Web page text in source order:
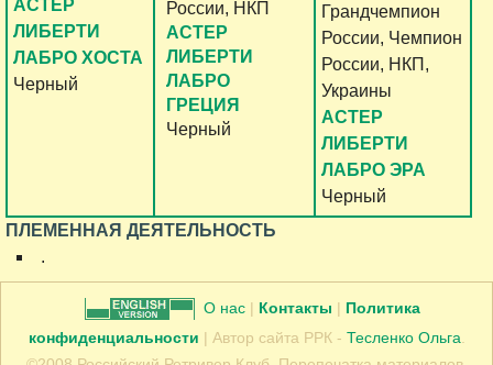
АСТЕР
ЛИБЕРТИ
ЛАБРО ХОСТА
Черный
России, НКП
АСТЕР
ЛИБЕРТИ
ЛАБРО
ГРЕЦИЯ
Черный
Грандчемпион
России, Чемпион
России, НКП,
Украины
АСТЕР
ЛИБЕРТИ
ЛАБРО ЭРА
Черный
ПЛЕМЕННАЯ ДЕЯТЕЛЬНОСТЬ
.
О нас | Контакты | Политика
конфиденциальности | Автор сайта РРК - Тесленко Ольга